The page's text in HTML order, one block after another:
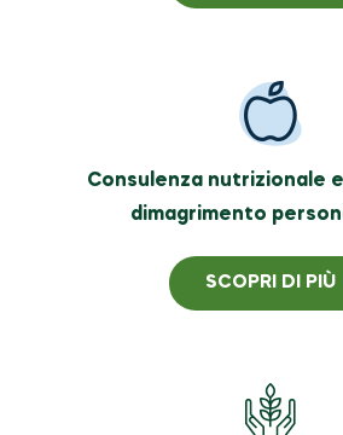
Consulenza nutrizionale
dimagrimento
SCOPRI DI PIÙ